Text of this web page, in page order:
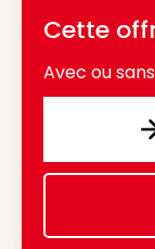
Cette
Avec ou